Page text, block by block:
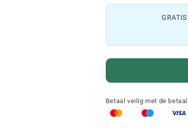
Betaal veilig met de